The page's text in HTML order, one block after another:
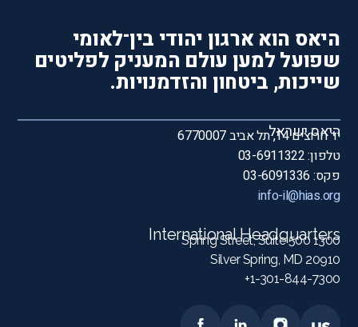
היאס הוא ארגון יהודי בין־לאומי
שפועל למען עולם המעניק לפליטים
שייכות, ביטחון והזדמנויות.
היאס ישראל
יד חרוצים 14, תל אביב 6770007
טלפון: 03-6911322
פקס: 03-6091336
info-il@hias.org
International Headquarters
1300 Spring Street, Suite 500
Silver Spring, MD 20910
1-301-844-7300+